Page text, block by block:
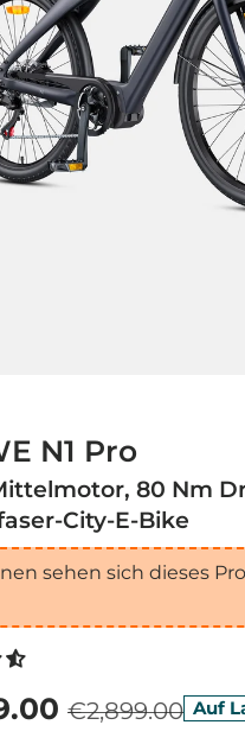
N1 Pro
80 Nm
City-E-Bike
sehen sich dieses
€2,899.00 Auf